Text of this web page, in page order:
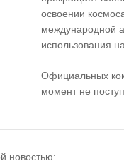
освоении
международной
использования
Официальных
момент не
новостью: